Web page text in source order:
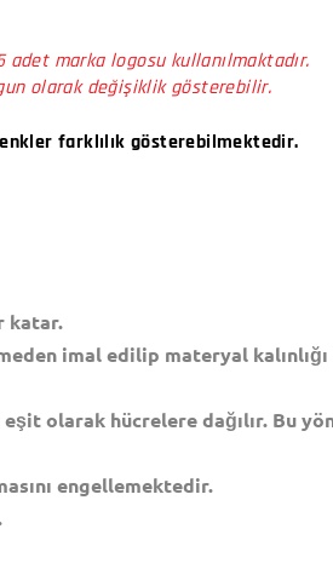
marka logosu kullanılmaktadır.
olarak değişiklik gösterebilir.
farklılık gösterebilmektedir.
katar.
imal edilip materyal kalınlığı
olarak hücrelere dağılır. Bu
engellemektedir.